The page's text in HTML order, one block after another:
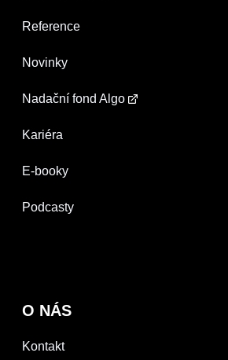
Reference
Novinky
Nadační fond Algo
Kariéra
E-booky
Podcasty
O NÁS
Kontakt